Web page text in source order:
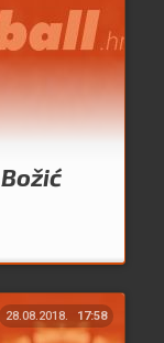
28.08.2018. 17:58